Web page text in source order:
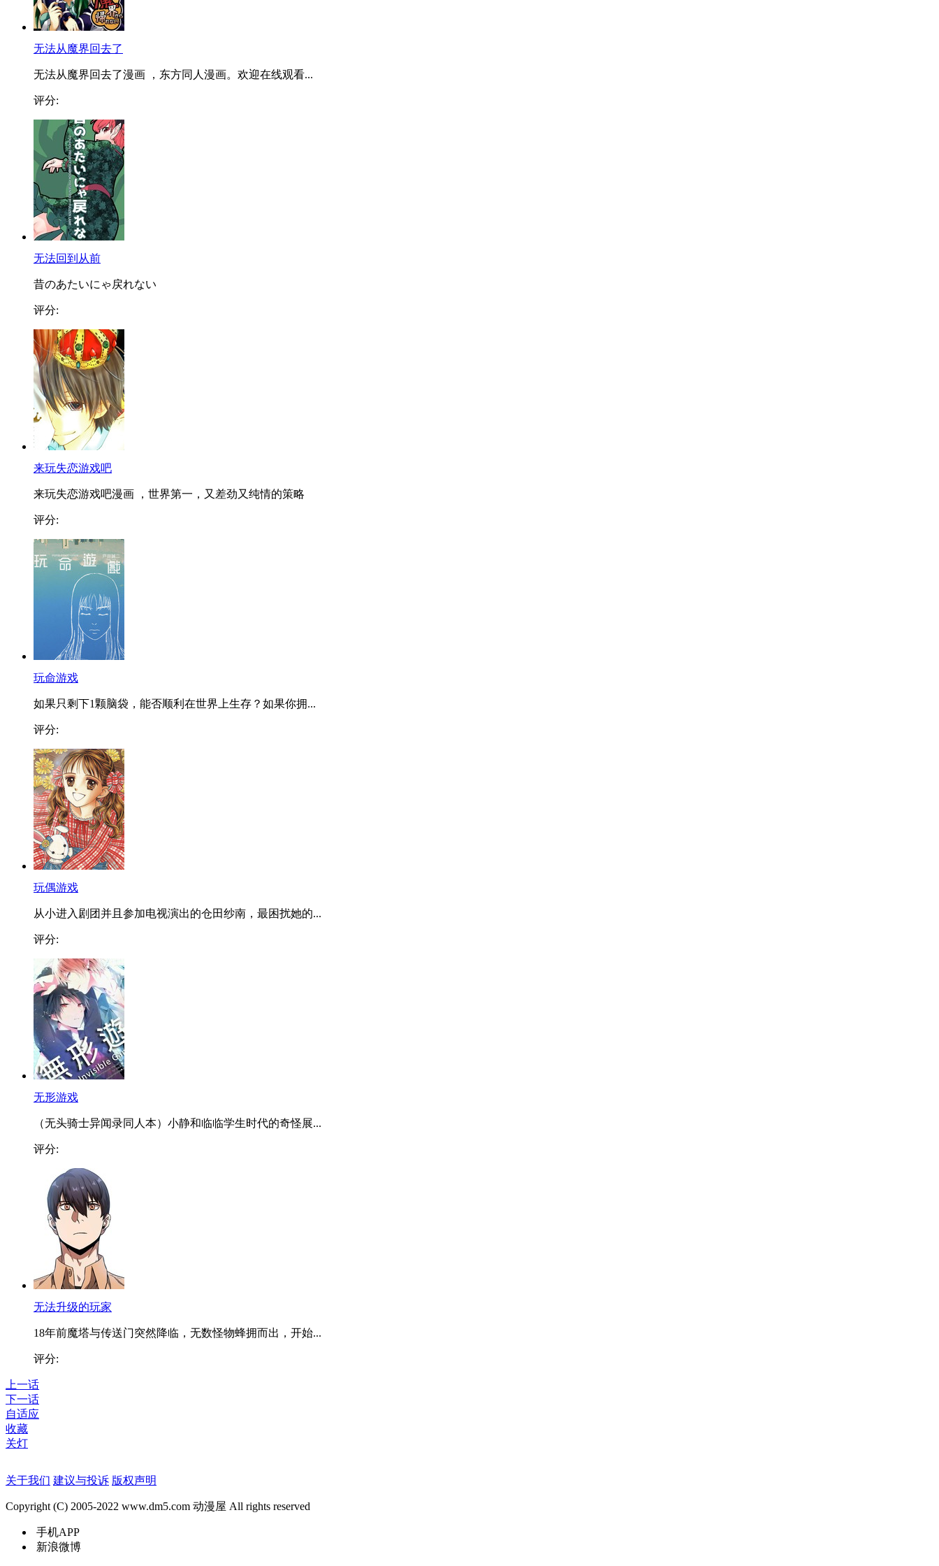
无法从魔界回去了
无法从魔界回去了漫画 ，东方同人漫画。欢迎在线观看...
评分:
无法回到从前
昔のあたいにゃ戻れない
评分:
来玩失恋游戏吧
来玩失恋游戏吧漫画 ，世界第一，又差劲又纯情的策略
评分:
玩命游戏
如果只剩下1颗脑袋，能否顺利在世界上生存？如果你拥...
评分:
玩偶游戏
从小进入剧团并且参加电视演出的仓田纱南，最困扰她的...
评分:
无形游戏
（无头骑士异闻录同人本）小静和临临学生时代的奇怪展...
评分:
无法升级的玩家
18年前魔塔与传送门突然降临，无数怪物蜂拥而出，开始...
评分:
上一话
下一话
自适应
收藏
关灯
关于我们 建议与投诉 版权声明
Copyright (C) 2005-2022 www.dm5.com 动漫屋 All rights reserved
手机APP
新浪微博